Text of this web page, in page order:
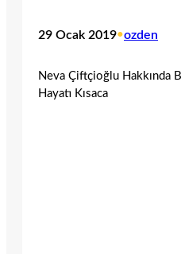
29 Ocak 2019•ozden
Neva Çiftçioğlu Hakkında
Hayatı Kısaca